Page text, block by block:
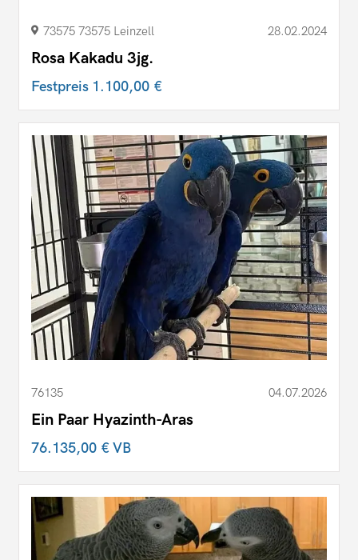
73575 73575 Leinzell 28.02.2024
Rosa Kakadu 3jg.
Festpreis 1.100,00 €
76135 04.07.2026
Ein Paar Hyazinth-Aras
76.135,00 €VB